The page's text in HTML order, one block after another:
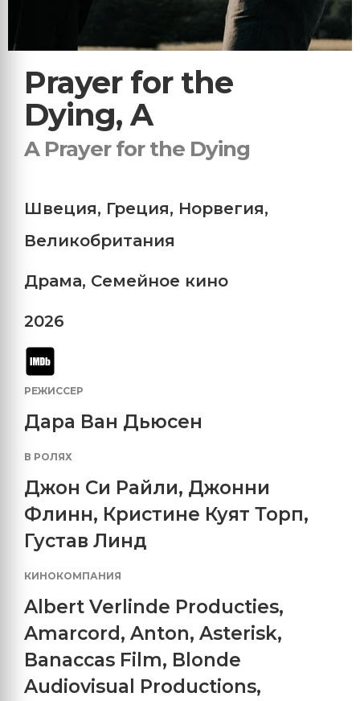
Prayer for the
Dying, A
A Prayer for the Dying
Швеция, Греция, Норвегия,
Великобритания
Драма, Семейное кино
2026
РЕЖИССЕР
Дара Ван Дьюсен
В РОЛЯХ
Джон Си Райли, Джонни
Флинн, Кристине Куят Торп,
Густав Линд
КИНОКОМПАНИЯ
Albert Verlinde Producties,
Amarcord , Anton, Asterisk,
Banaccas Film, Blonde
Audiovisual Productions,